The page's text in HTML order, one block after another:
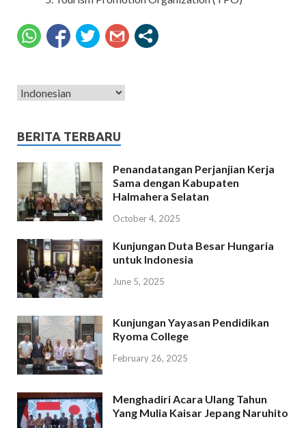
BERITA TERBARU
Penandatangan Perjanjian Kerja
Sama dengan Kabupaten
Halmahera Selatan
October 4, 2025
Kunjungan Duta Besar Hungaria
untuk Indonesia
June 5, 2025
Kunjungan Yayasan Pendidikan
Ryoma College
February 26, 2025
Menghadiri Acara Ulang Tahun
Yang Mulia Kaisar Jepang Naruhito